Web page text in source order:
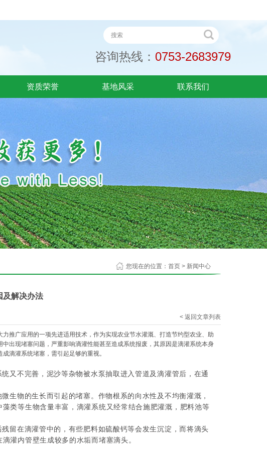
咨询热线： 0753-2683979
资质荣誉 基地风采 联系我们
您现在的位置： 首页 > 新闻中心
及解决办法
< 返回文章列表
广应用的一项先进适用技术，作为实现农业节水灌溉、打造节约型农业、助
出现堵塞问题，严重影响滴灌性能甚至造成系统报废，其原因是滴灌系统本身
滴灌系统堵塞，需引起足够的重视。
又不完善，泥沙等杂物被水泵抽取进入管道及滴灌管后，在通
生物的生长而引起的堵塞。作物根系的向水性及不均衡灌溉，
类等生物含量丰富，滴灌系统又经常结合施肥灌溉，肥料池等
留在滴灌管中的，有些肥料如硫酸钙等会发生沉淀，而将滴头
灌内管壁生成较多的水垢而堵塞滴头。